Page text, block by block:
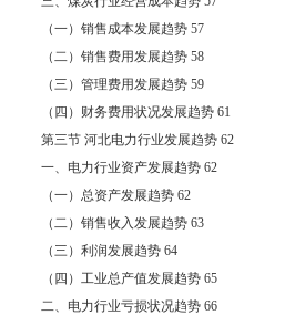
（一）销售成本发展趋势 57
（二）销售费用发展趋势 58
（三）管理费用发展趋势 59
（四）财务费用状况发展趋势 61
第三节 河北电力行业发展趋势 62
一、电力行业资产发展趋势 62
（一）总资产发展趋势 62
（二）销售收入发展趋势 63
（三）利润发展趋势 64
（四）工业总产值发展趋势 65
二、电力行业亏损状况趋势 66